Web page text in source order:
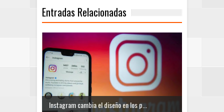
Entradas Relacionadas
Instagram cambia el diseño en los p...